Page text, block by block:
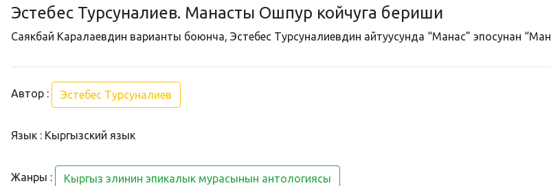
Эстебес Турсуналиев. Манасты Ошпур койчуга бериши
Саякбай Каралаевдин варианты боюнча, Эстебес Турсуналиевдин айтуусунда “Манас” эпосунан
Автор : Эстебес Турсуналиев
Язык : Кыргызский язык
Жанры : Кыргыз элинин эпикалык мурасынын антологиясы